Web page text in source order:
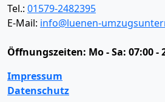
Tel.: 01579-2482395
E-Mail: info@luenen-
Öffnungszeiten: Mo - Sa: 07:00 -
Impressum
Datenschutz